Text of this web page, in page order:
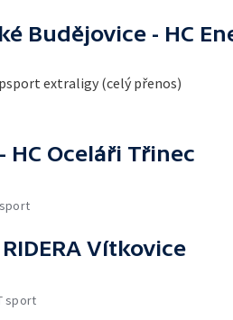
Budějovice - HC
extraligy (celý přenos)
HC Oceláři Třinec
Vítkovice
sport